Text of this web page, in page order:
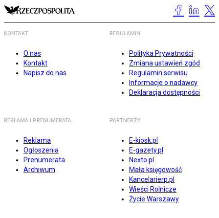
KONTAKT
O nas
Kontakt
Napisz do nas
REGULAMIN
Polityka Prywatności
Zmiana ustawień zgód
Regulamin serwisu
Informacje o nadawcy
Deklaracja dostępności
REKLAMA I PRENUMERATA
Reklama
Ogłoszenia
Prenumerata
Archiwum
PARTNERZY
E-kiosk.pl
E-gazety.pl
Nexto.pl
Mała księgowość
Kancelarierp.pl
Wieści Rolnicze
Życie Warszawy